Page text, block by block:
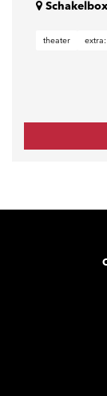
theater